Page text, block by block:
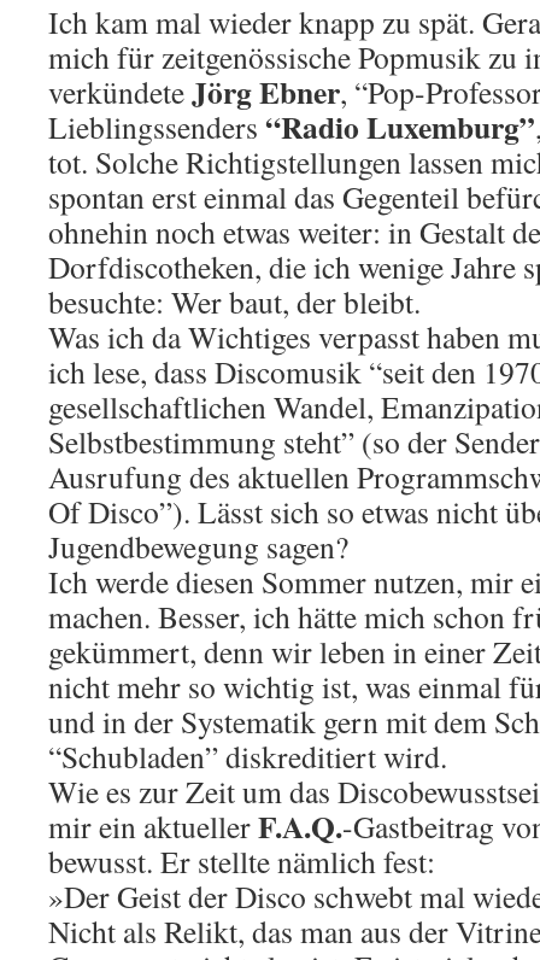
Ich kam mal wieder knapp zu spät.
mich für zeitgenössische Popmusik zu
verkündeteJörg Ebner, “Pop-
Lieblingssenders “Radio Luxemburg”
tot. Solche Richtigstellungen lassen
spontan erst einmal das Gegenteil
ohnehin noch etwas weiter: in Gestalt
Dorfdiscotheken, die ich wenige Jahre
besuchte: Wer baut, der bleibt.
Was ich da Wichtiges verpasst haben
ich lese, dass Discomusik “seit den
gesellschaftlichen Wandel,
Selbstbestimmung steht” (so der
Ausrufung des aktuellen
Of Disco”). Lässt sich so etwas nicht
Jugendbewegung sagen?
Ich werde diesen Sommer nutzen, mir
machen. Besser, ich hätte mich schon
gekümmert, denn wir leben in einer
nicht mehr so wichtig ist, was einmal
und in der Systematik gern mit dem
“Schubladen” diskreditiert wird.
Wie es zur Zeit um das
mir ein aktuellerF.A.Q.-Gastbeitrag
bewusst. Er stellte nämlich fest:
»Der Geist der Disco schwebt mal
Nicht als Relikt, das man aus der